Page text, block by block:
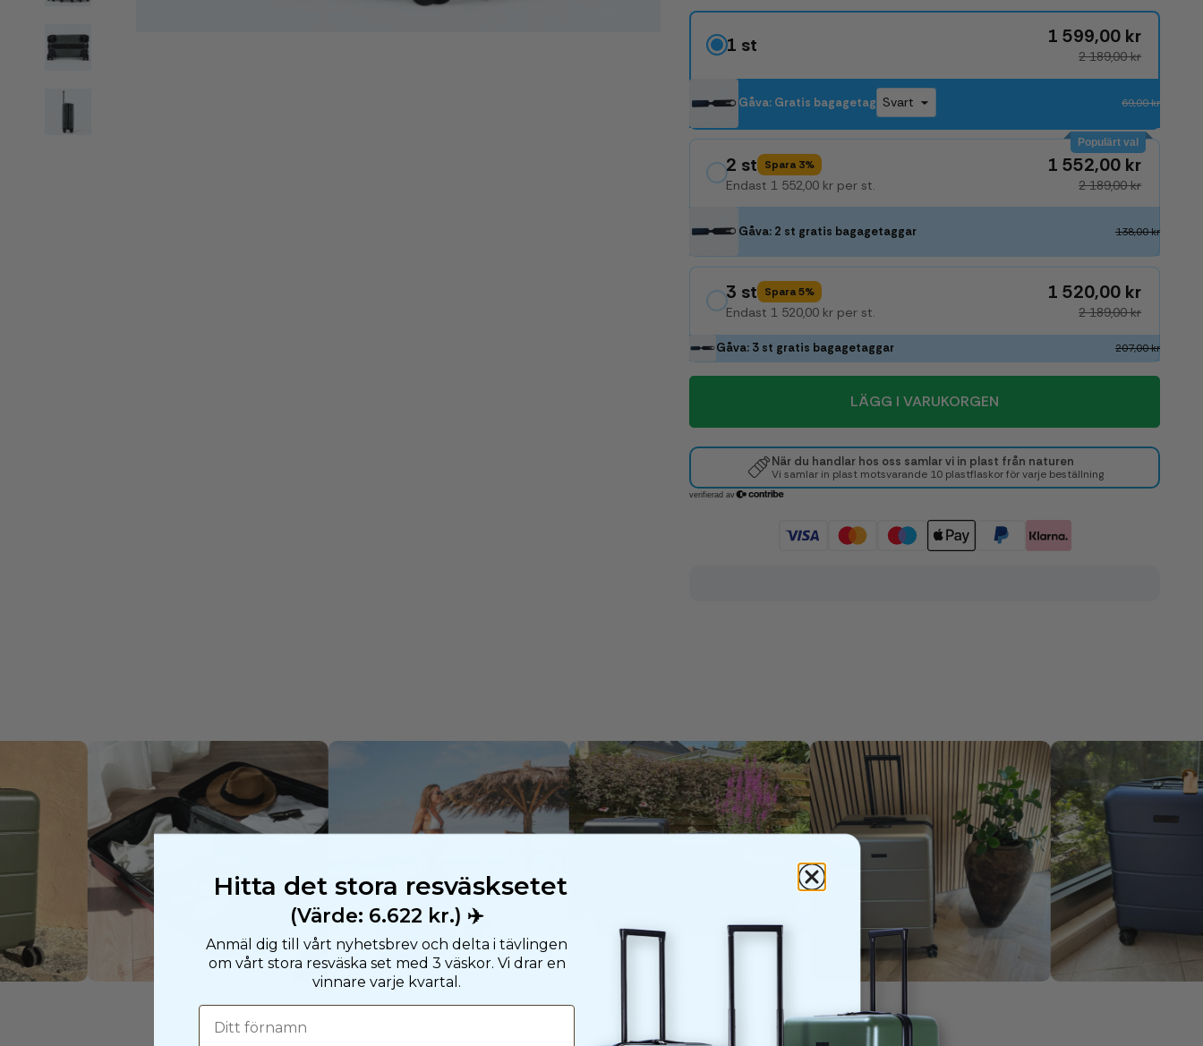
1 st 1 599,00 kr
2 189,00 kr
Gåva: Gratis bagagetag 69,00 kr
Populärt val
2 st Spara 3%
Endast 1 552,00 kr per st.
1 552,00 kr
2 189,00 kr
Gåva: 2 st gratis bagagetaggar 138,00 kr
3 st Spara 5%
Endast 1 520,00 kr per st.
1 520,00 kr
2 189,00 kr
Gåva: 3 st gratis bagagetaggar 207,00 kr
LÄGG I VARUKORGEN
Hitta det stora resväsksetet
(Värde: 6.622 kr.) ✈️
Anmäl dig till vårt nyhetsbrev och delta i tävlingen
om vårt stora resväska set med 3 väskor. Vi drar en
vinnare varje kvartal.